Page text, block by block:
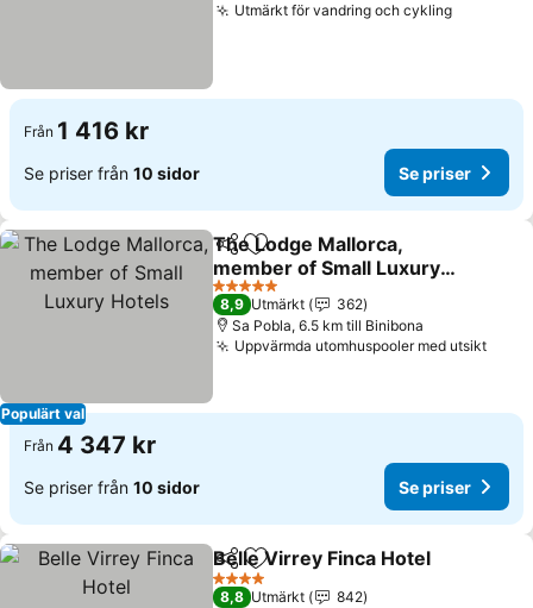
Utmärkt för vandring och cyklingSe priser
Från 1 416 kr
Se priser från 10 sidor Se priser
Populärt val
Dela Lägg till i Mina Favoriter
The Lodge Mallorca,
member of Small Luxury
Hotels
Se priser
5 Stjärnor
8,9 Utmärkt
362
Sa Pobla, 6.5 km till Binibona
Uppvärmda utomhuspooler med utsiktSe
Från 4 347 kr
Se priser från 10 sidor Se priser
Dela Lägg till i Mina Favoriter
Belle Virrey Finca Hotel
4 Stjärnor
8,8 Utmärkt
842